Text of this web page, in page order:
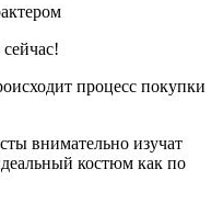
процесс покупки
внимательно изучат
костюм как по